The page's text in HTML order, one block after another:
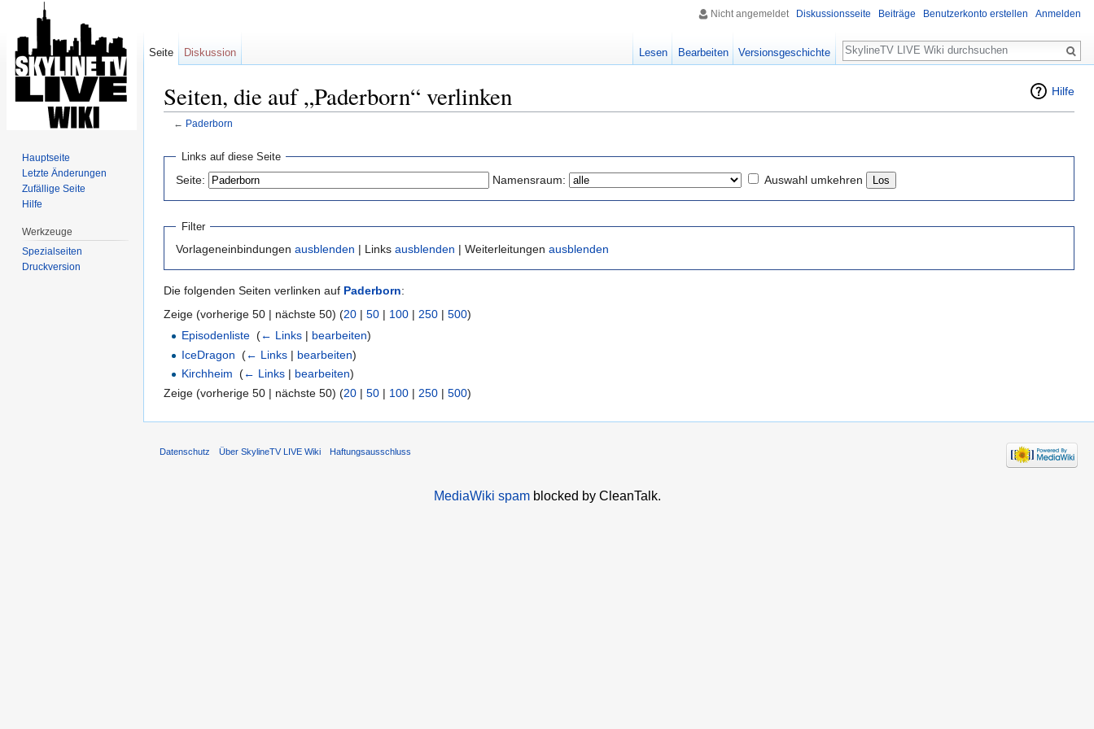
Hilfe
Seiten, die auf „Paderborn“ verlinken
← Paderborn
Links auf diese Seite
Seite: Namensraum: Auswahl umkehren
Filter
Vorlageneinbindungen ausblenden | Links ausblenden | Weiterleitungen ausblenden
Die folgenden Seiten verlinken auf Paderborn:
Zeige (vorherige 50 | nächste 50) (20 | 50 | 100 | 250 | 500)
Episodenliste ‎(← Links | bearbeiten)
IceDragon ‎(← Links | bearbeiten)
Kirchheim ‎(← Links | bearbeiten)
Zeige (vorherige 50 | nächste 50) (20 | 50 | 100 | 250 | 500)
Nicht angemeldet Diskussionsseite Beiträge Benutzerkonto erstellen Anmelden
Seite Diskussion Lesen Bearbeiten Versionsgeschichte
Suche
Hauptseite
Letzte Änderungen
Zufällige Seite
Hilfe
Werkzeuge
Spezialseiten
Druckversion
Datenschutz Über SkylineTV LIVE Wiki Haftungsausschluss
MediaWiki spamblocked by CleanTalk.